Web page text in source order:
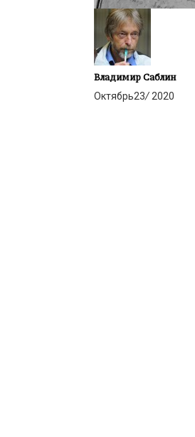
Владимир Саблин
Октябрь23/ 2020